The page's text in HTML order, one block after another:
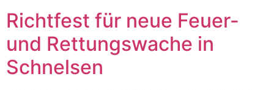
Richtfest für neue Feuer-
und Rettungswache in
Schnelsen